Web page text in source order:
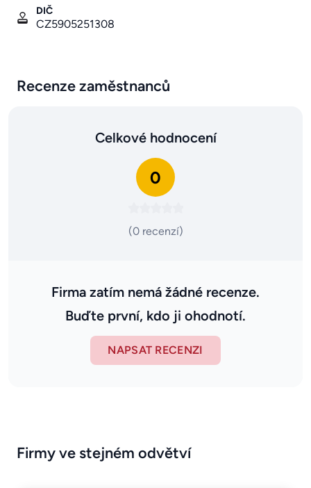
DIČ
CZ5905251308
Recenze zaměstnanců
Celkové hodnocení
0
(0 recenzí)
Firma zatím nemá žádné recenze.
Buďte první, kdo ji ohodnotí.
NAPSAT RECENZI
Firmy ve stejném odvětví